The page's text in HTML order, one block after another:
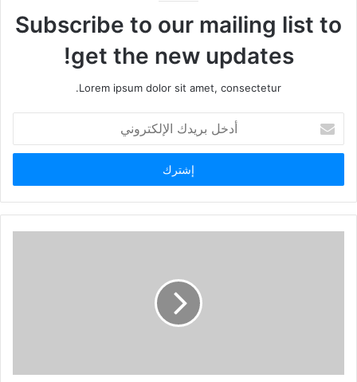
Subscribe to our mailing list to
get the new updates!
Lorem ipsum dolor sit amet, consectetur.
بريدك
الإلكتروني